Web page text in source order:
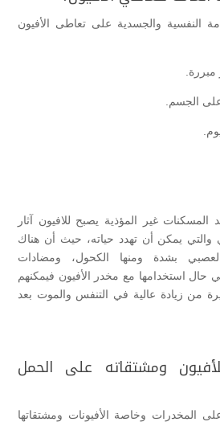
النفسية والجسدية على تعاطى الأفيون
الجسم.
غير المؤذية يصبح للافيون آثار
يمكن أن تهدد حياته، حيث أن هناك
بشدة ومنها الكحول، ومضادات
حال استخدامها مع مخدر الأفيون فيمكنهم
من زيادة عالية في التنفس والموت بعد
ومشتقاته على الحمل
المخدرات وخاصة الأفيونات ومشتقاتها